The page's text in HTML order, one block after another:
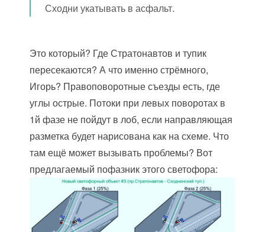
Сходни укатывать в асфальт.
Это который? Где Стратонавтов и тупик
пересекаются? А что именно стрёмного,
Игорь? Правоповоротные съезды есть, где
углы острые. Потоки при левых поворотах в
1й фазе не пойдут в лоб, если направляющая
разметка будет нарисована как на схеме. Что
там ещё может вызывать проблемы? Вот
предлагаемый пофазник этого светофора: